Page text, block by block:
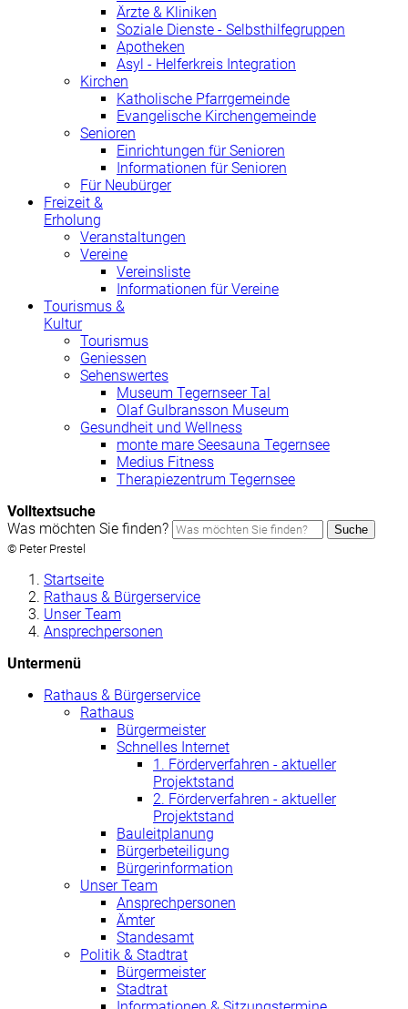
Ärzte & Kliniken
Soziale Dienste - Selbsthilfegruppen
Apotheken
Asyl - Helferkreis Integration
Kirchen
Katholische Pfarrgemeinde
Evangelische Kirchengemeinde
Senioren
Einrichtungen für Senioren
Informationen für Senioren
Für Neubürger
Freizeit &
Erholung
Veranstaltungen
Vereine
Vereinsliste
Informationen für Vereine
Tourismus &
Kultur
Tourismus
Geniessen
Sehenswertes
Museum Tegernseer Tal
Olaf Gulbransson Museum
Gesundheit und Wellness
monte mare Seesauna Tegernsee
Medius Fitness
Therapiezentrum Tegernsee
Volltextsuche
Was möchten Sie finden?
Suche
© Peter Prestel
Startseite
Rathaus & Bürgerservice
Unser Team
Ansprechpersonen
Untermenü
Rathaus & Bürgerservice
Rathaus
Bürgermeister
Schnelles Internet
1. Förderverfahren - aktueller
Projektstand
2. Förderverfahren - aktueller
Projektstand
Bauleitplanung
Bürgerbeteiligung
Bürgerinformation
Unser Team
Ansprechpersonen
Ämter
Standesamt
Politik & Stadtrat
Bürgermeister
Stadtrat